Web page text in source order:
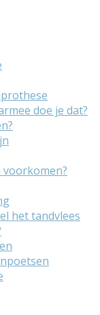
doe je dat?
het tandvlees